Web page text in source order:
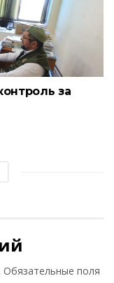
за
Обязательные поля